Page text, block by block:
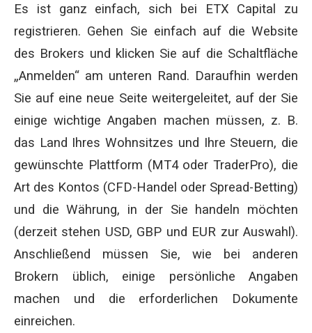
Es ist ganz einfach, sich bei ETX Capital zu
registrieren. Gehen Sie einfach auf die Website
des Brokers und klicken Sie auf die Schaltfläche
„Anmelden“ am unteren Rand. Daraufhin werden
Sie auf eine neue Seite weitergeleitet, auf der Sie
einige wichtige Angaben machen müssen, z. B.
das Land Ihres Wohnsitzes und Ihre Steuern, die
gewünschte Plattform (MT4 oder TraderPro), die
Art des Kontos (CFD-Handel oder Spread-Betting)
und die Währung, in der Sie handeln möchten
(derzeit stehen USD, GBP und EUR zur Auswahl).
Anschließend müssen Sie, wie bei anderen
Brokern üblich, einige persönliche Angaben
machen und die erforderlichen Dokumente
einreichen.